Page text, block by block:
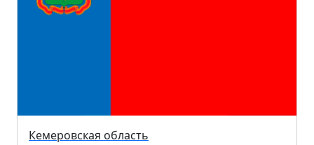
Кемеровская область